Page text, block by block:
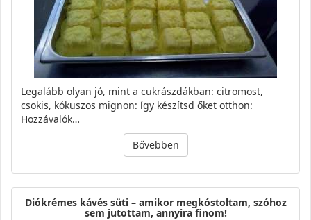
Legalább olyan jó, mint a cukrászdákban: citromost,
csokis, kókuszos mignon: így készítsd őket otthon:
Hozzávalók…
Bővebben
Diókrémes kávés süti – amikor megkóstoltam, szóhoz
sem jutottam, annyira finom!